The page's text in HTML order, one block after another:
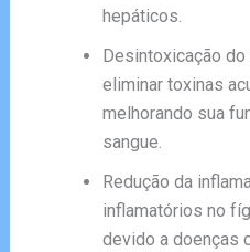
hepáticos.
Desintoxicação
eliminar toxinas
melhorando sua
sangue.
Redução da
inflamatórios no
devido a doenças